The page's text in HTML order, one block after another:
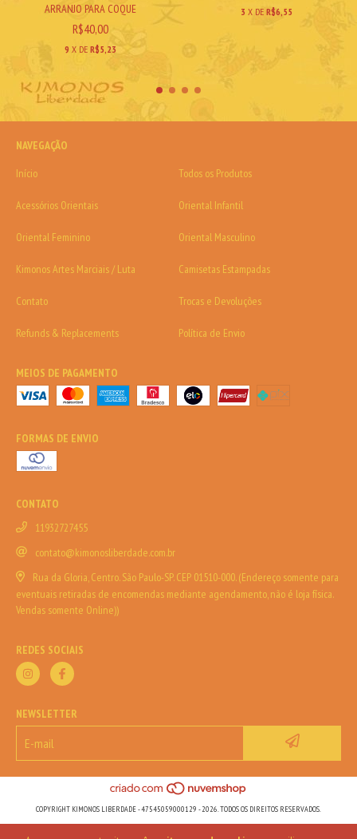
ARRANJO PARA COQUE
R$40,00
9 X DE R$5,23
3 X DER$6,55
NAVEGAÇÃO
Início
Todos os Produtos
Acessórios Orientais Oriental Infantil
Oriental Feminino Oriental Masculino
Kimonos Artes Marciais / Luta Camisetas Estampadas
Contato Trocas e Devoluções
Refunds & Replacements Política de Envio
MEIOS DE PAGAMENTO
FORMAS DE ENVIO
CONTATO
11932727455
contato@kimonosliberdade.com.br
Rua da Gloria, Centro. São Paulo-SP. CEP 01510-000. (Endereço somente para
eventuais retiradas de encomendas mediante agendamento, não é loja física.
Vendas somente Online))
REDES SOCIAIS
NEWSLETTER
COPYRIGHT KIMONOS LIBERDADE - 47545059000129 - 2026. TODOS OS DIREITOS RESERVADOS.